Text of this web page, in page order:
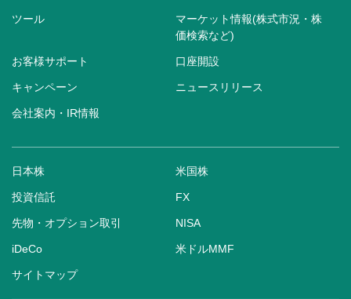
ツール
マーケット情報(株式市況・株
価検索など)
お客様サポート 口座開設
キャンペーン ニュースリリース
会社案内・IR情報
日本株 米国株
投資信託 FX
先物・オプション取引 NISA
iDeCo 米ドルMMF
サイトマップ